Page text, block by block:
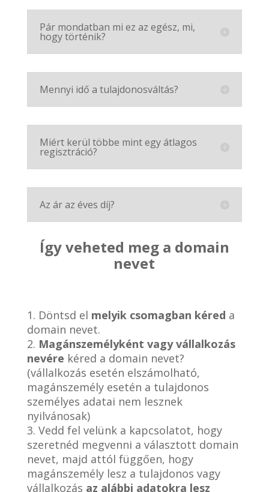
Pár mondatban mi ez az egész, mi,
hogy történik?
Mennyi idő a tulajdonosváltás?
Miért kerül többe mint egy átlagos
regisztráció?
Az ár az éves díj?
Így veheted meg a domain
nevet
1. Döntsd el melyik csomagban kéred a
domain nevet.
2. Magánszemélyként vagy vállalkozás
nevére kéred a domain nevet?
(vállalkozás esetén elszámolható,
magánszemély esetén a tulajdonos
személyes adatai nem lesznek
nyilvánosak)
3. Vedd fel velünk a kapcsolatot, hogy
szeretnéd megvenni a választott domain
nevet, majd attól függően, hogy
magánszemély lesz a tulajdonos vagy
vállalkozás az alábbi adatokra lesz